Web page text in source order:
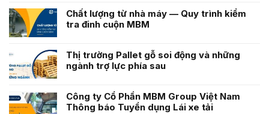
Chất lượng từ nhà máy — Quy trình kiểm
tra đinh cuộn MBM
Thị trường Pallet gỗ soi động và những
ngành trợ lực phía sau
Công ty Cổ Phần MBM Group Việt Nam
Thông báo Tuyển dụng Lái xe tải